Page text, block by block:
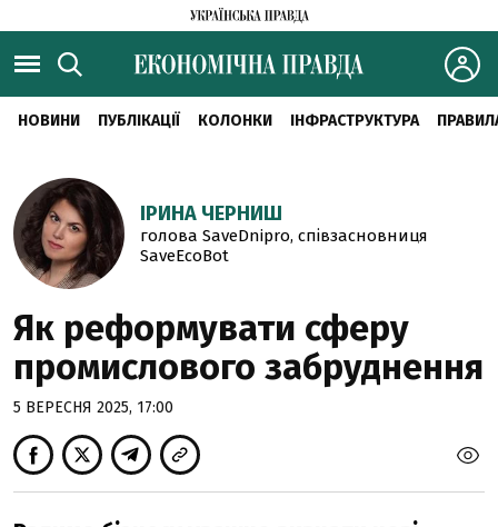
НОВИНИ ПУБЛІКАЦІЇ КОЛОНКИ ІНФРАСТРУКТУРА
ІРИНА ЧЕРНИШ
голова SaveDnipro, співзасновниця
SaveEcoBot
Як реформувати сферу
промислового забруднення
5 ВЕРЕСНЯ 2025, 17:00